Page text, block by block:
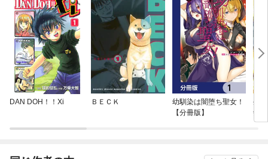
DAN DOH！！Xi ＢＥＣＫ
幼馴染は闇堕ち聖女！
【分冊版】
生
剣
至